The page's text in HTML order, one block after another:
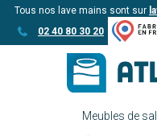
Aller
au
Aller au
contenu
Tous nos lave mains sont sur
02 40 80 30 20
Meubles de